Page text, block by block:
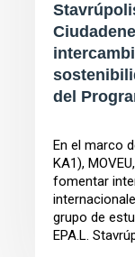
del
En el marco
KA1),
fomentar
grupo de
EPA.L.